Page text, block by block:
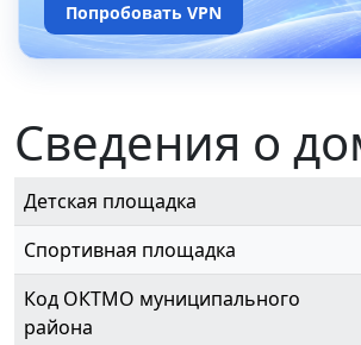
Попробовать VPN
Сведения о
Детская площадка
Спортивная площадка
Код ОКТМО муниципального
района